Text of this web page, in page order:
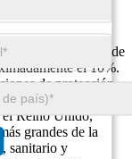
en el mercado de
el 10%.
de protección
de
el Reino Unido,
grandes de la
sanitario y